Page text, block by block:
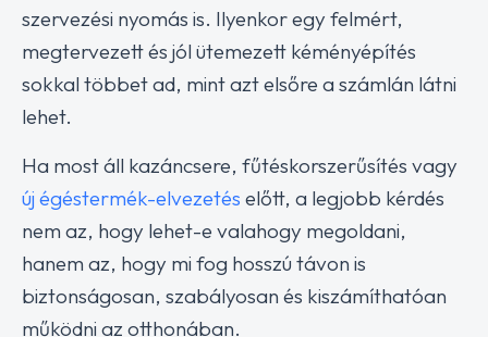
szervezési nyomás is. Ilyenkor egy felmért,
megtervezett és jól ütemezett kéményépítés
sokkal többet ad, mint azt elsőre a számlán látni
lehet.
Ha most áll kazáncsere, fűtéskorszerűsítés vagy
új égéstermék-elvezetés előtt, a legjobb kérdés
nem az, hogy lehet-e valahogy megoldani,
hanem az, hogy mi fog hosszú távon is
biztonságosan, szabályosan és kiszámíthatóan
működni az otthonában.